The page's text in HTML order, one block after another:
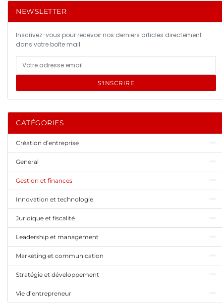
NEWSLETTER
Inscrivez-vous pour recevoir nos derniers articles directement
dans votre boîte mail.
S'INSCRIRE
CATÉGORIES
Création d’entreprise
General
Gestion et finances
Innovation et technologie
Juridique et fiscalité
Leadership et management
Marketing et communication
Stratégie et développement
Vie d’entrepreneur